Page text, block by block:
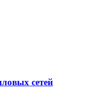
сетей